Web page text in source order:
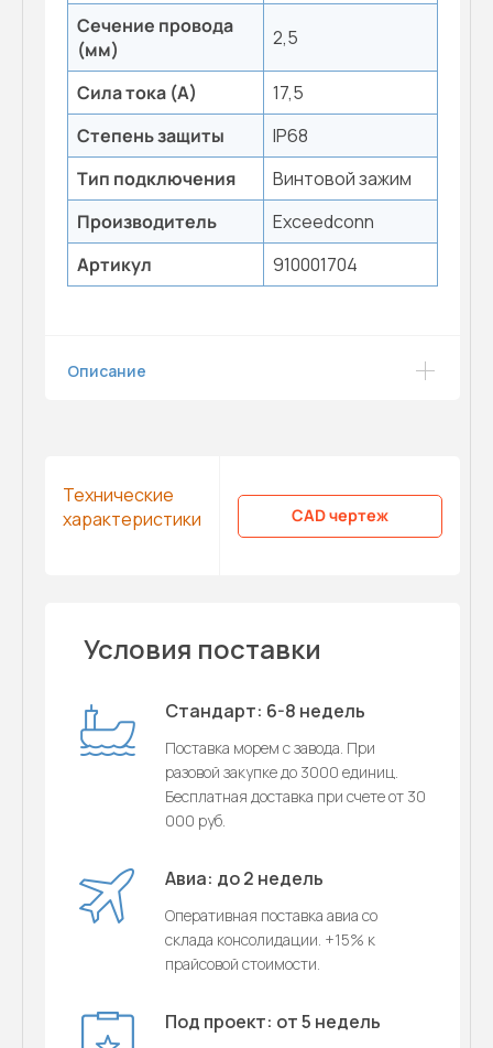
Сечение провода
(мм)
2,5
Сила тока (А)
17,5
Степень защиты
IP68
Тип подключения
Винтовой зажим
Производитель
Exceedconn
Артикул
910001704
Описание
Технические
характеристики
CAD чертеж
Условия поставки
Стандарт: 6-8 недель
Поставка морем с завода. При
разовой закупке до 3000 единиц.
Бесплатная доставка при счете от 30
000 руб.
Авиа: до 2 недель
Оперативная поставка авиа со
склада консолидации. +15% к
прайсовой стоимости.
Под проект: от 5 недель